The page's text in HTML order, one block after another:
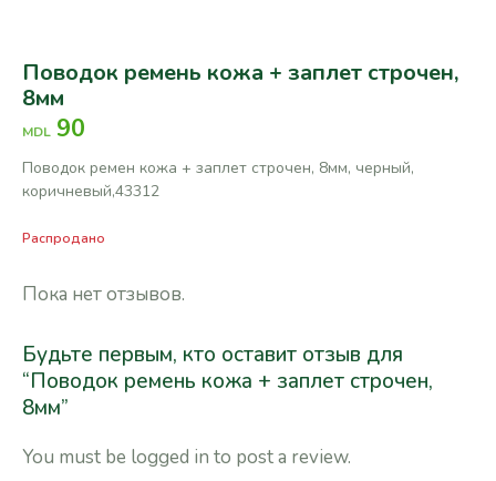
Поводок ремень кожа + заплет строчен,
8мм
MDL 90
Поводок ремен кожа + заплет строчен, 8мм, черный,
коричневый,43312
Распродано
Пока нет отзывов.
Будьте первым, кто оставит отзыв для
“Поводок ремень кожа + заплет строчен,
8мм”
You must be logged in to post a review.